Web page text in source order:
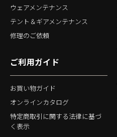
ウェアメンテナンス
テント＆ギアメンテナンス
修理のご依頼
ご利用ガイド
お買い物ガイド
オンラインカタログ
特定商取引に関する法律に基づ
く表示